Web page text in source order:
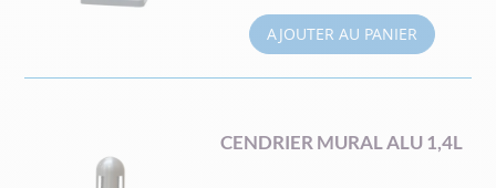
AJOUTER AU PANIER
CENDRIER MURAL ALU 1,4L